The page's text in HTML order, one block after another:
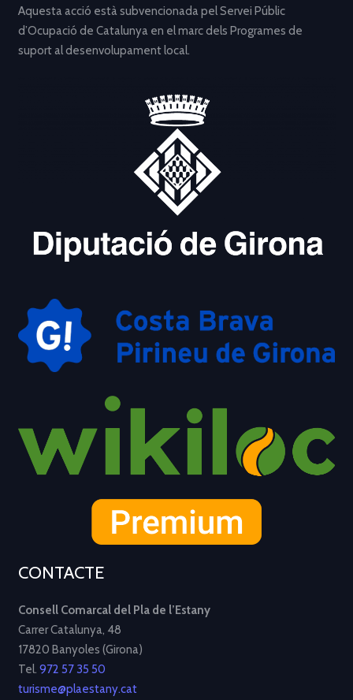
Aquesta acció està subvencionada pel Servei Públic
d’Ocupació de Catalunya en el marc dels Programes de
suport al desenvolupament local.
CONTACTE
Consell Comarcal del Pla de l’Estany
Carrer Catalunya, 48
17820 Banyoles (Girona)
Tel. 972 57 35 50
turisme@plaestany.cat